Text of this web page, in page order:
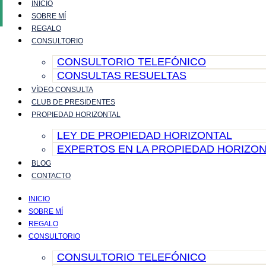
contenido
INICIO
SOBRE MÍ
REGALO
CONSULTORIO
CONSULTORIO TELEFÓNICO
CONSULTAS RESUELTAS
VÍDEO CONSULTA
CLUB DE PRESIDENTES
PROPIEDAD HORIZONTAL
LEY DE PROPIEDAD HORIZONTAL
EXPERTOS EN LA PROPIEDAD
BLOG
CONTACTO
INICIO
SOBRE MÍ
REGALO
CONSULTORIO
CONSULTORIO TELEFÓNICO